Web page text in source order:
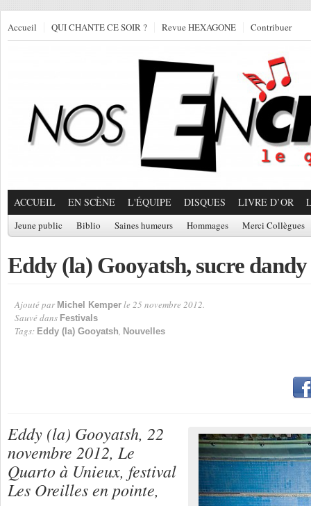
Accueil QUI CHANTE CE SOIR ? Revue HEXAGONE Contribuer
ACCUEIL EN SCÈNE L'ÉQUIPE DISQUES LIVRE D’OR
Jeune public Biblio Saines humeurs Hommages Merci Collègues
Eddy (la) Gooyatsh, sucre dandy
Ajouté par Michel Kemper le 25 novembre 2012.
Sauvé dans Festivals
Tags: Eddy (la) Gooyatsh, Nouvelles
Eddy (la) Gooyatsh, 22
novembre 2012, Le
Quarto à Unieux, festival
Les Oreilles en pointe,